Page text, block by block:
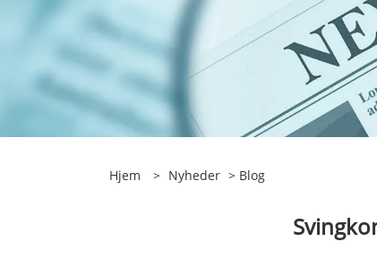
Hjem > Nyheder > Blog